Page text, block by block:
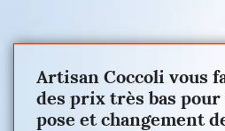
Artisan Coccoli vous
des prix très bas pour
pose et changement